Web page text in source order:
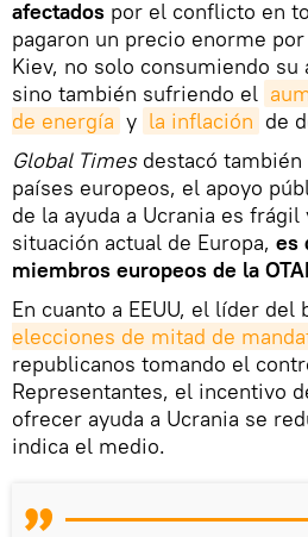
afectados por el conflicto en
pagaron un precio enorme
Kiev, no solo consumiendo
sino también sufriendo el
de energía y la inflación de
Global Timesdestacó también
países europeos, el apoyo
de la ayuda a Ucrania es
situación actual de Europa, es
miembros europeos de la
En cuanto a EEUU, el líder del
elecciones de mitad de
republicanos tomando el
Representantes, el incentivo
ofrecer ayuda a Ucrania se
indica el medio.